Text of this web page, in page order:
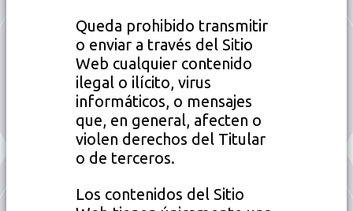
Queda prohibido transmitir
o enviar a través del Sitio
Web cualquier contenido
ilegal o ilícito, virus
informáticos, o mensajes
que, en general, afecten o
violen derechos del Titular
o de terceros.
Los contenidos del Sitio